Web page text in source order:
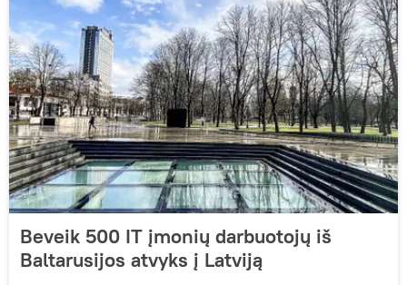
Beveik 500 IT įmonių darbuotojų iš
Baltarusijos atvyks į Latviją